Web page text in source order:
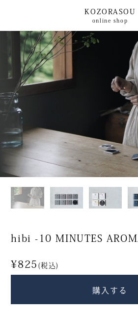
KOZORASOU
online shop
カテゴリから探す
生活日用品
商品から探す
hibi -10 MINUTES
¥825 (税込)
購入する